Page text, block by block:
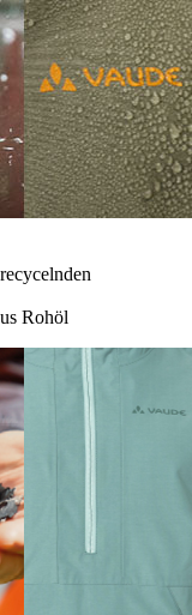
Rohöl